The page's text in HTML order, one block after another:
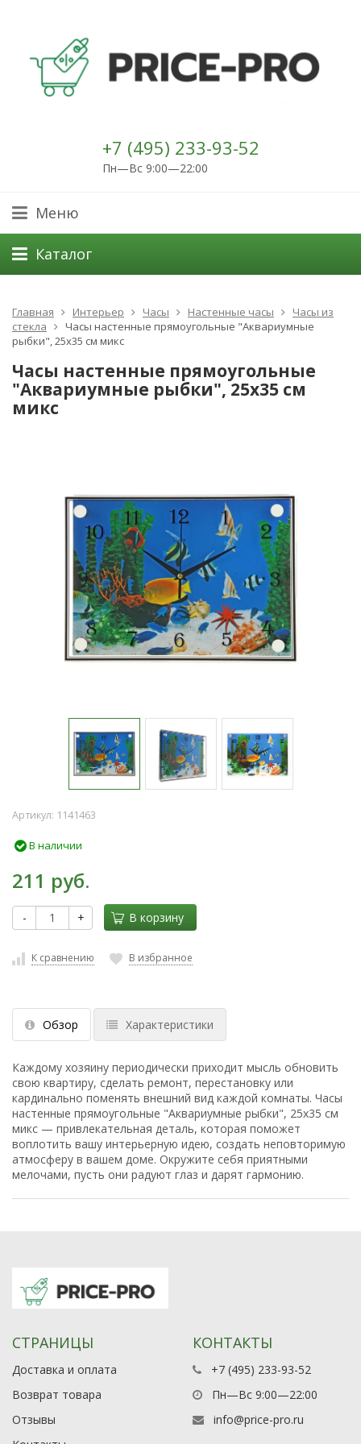
+7 (495) 233-93-52
Пн—Вс 9:00—22:00
Меню
Каталог
Главная Интерьер Часы Настенные часы
Часы из
стекла
Часы настенные прямоугольные "Аквариумные
рыбки", 25х35 см микс
Часы настенные прямоугольные
"Аквариумные рыбки", 25х35 см
микс
Артикул: 1141463
В наличии
211 руб.
- + В корзину
К сравнению В избранное
Обзор Характеристики
Каждому хозяину периодически приходит мысль обновить
свою квартиру, сделать ремонт, перестановку или
кардинально поменять внешний вид каждой комнаты. Часы
настенные прямоугольные "Аквариумные рыбки", 25х35 см
микс — привлекательная деталь, которая поможет
воплотить вашу интерьерную идею, создать неповторимую
атмосферу в вашем доме. Окружите себя приятными
мелочами, пусть они радуют глаз и дарят гармонию.
СТРАНИЦЫ
Доставка и оплата
Возврат товара
Отзывы
КОНТАКТЫ
+7 (495) 233-93-52
Пн—Вс 9:00—22:00
info@price-pro.ru